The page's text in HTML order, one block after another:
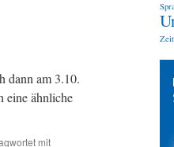
dann am 3.10.
eine ähnliche
mit